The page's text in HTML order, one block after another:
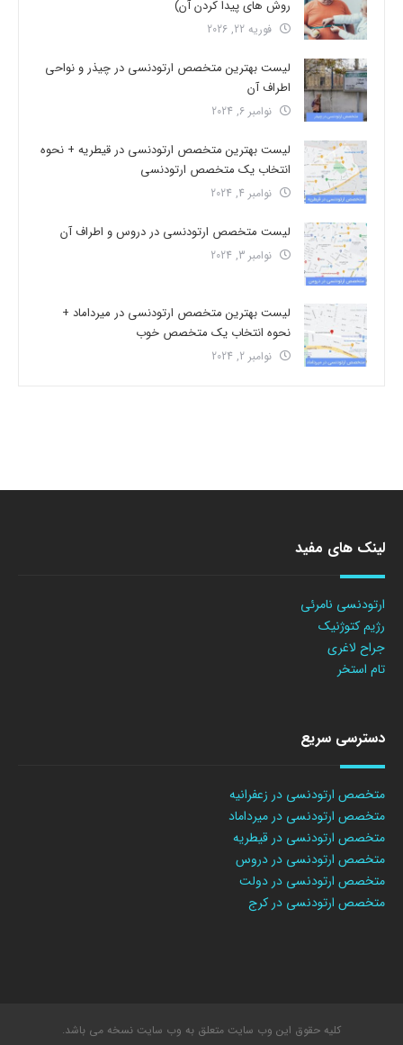
روش های پیدا کردن آن)
فوریه 22, 2026
لیست بهترین متخصص ارتودنسی در چیذر و نواحی
اطراف آن
نوامبر 6, 2024
لیست بهترین متخصص ارتودنسی در قیطریه + نحوه
انتخاب یک متخصص ارتودنسی
نوامبر 4, 2024
لیست متخصص ارتودنسی در دروس و اطراف آن
نوامبر 3, 2024
لیست بهترین متخصص ارتودنسی در میرداماد +
نحوه انتخاب یک متخصص خوب
نوامبر 2, 2024
لینک های مفید
ارتودنسی نامرئی
رژیم کتوژنیک
جراح لاغری
تام استخر
دسترسی سریع
متخصص ارتودنسی در زعفرانیه
متخصص ارتودنسی در میرداماد
متخصص ارتودنسی در قیطریه
متخصص ارتودنسی در دروس
متخصص ارتودنسی در دولت
متخصص ارتودنسی در کرج
کلیه حقوق این وب سایت متعلق به وب سایت نسخه می باشد.